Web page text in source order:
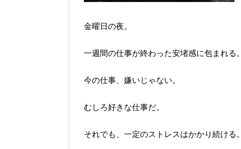
金曜日の夜。
一週間の仕事が終わった安堵感に包まれる。
今の仕事、嫌いじゃない。
むしろ好きな仕事だ。
それでも、一定のストレスはかかり続ける。